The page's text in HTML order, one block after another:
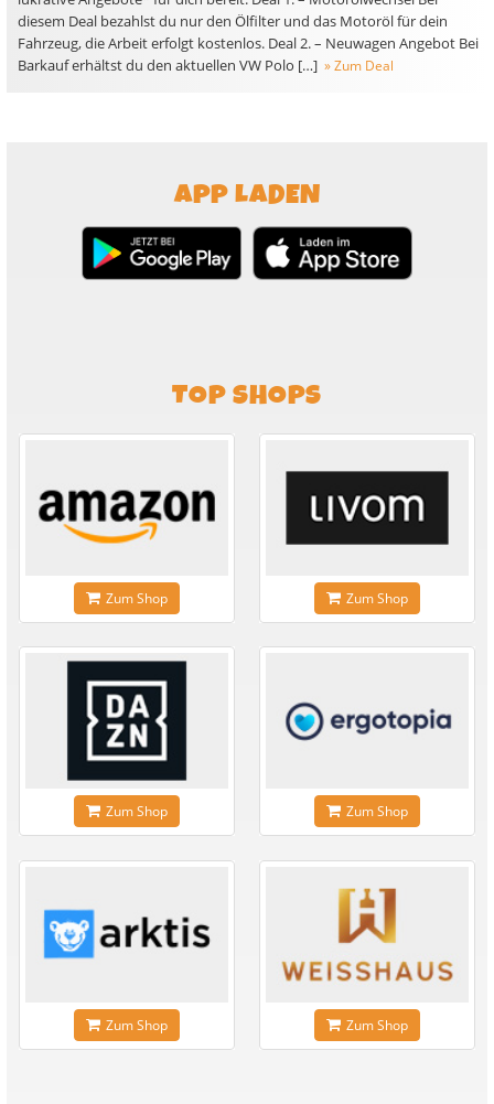
diesem Deal bezahlst du nur den Ölfilter und das Motoröl für dein
Fahrzeug, die Arbeit erfolgt kostenlos. Deal 2. – Neuwagen Angebot Bei
Barkauf erhältst du den aktuellen VW Polo […] » Zum Deal
APP LADEN
TOP SHOPS
Zum Shop Zum Shop
Zum Shop Zum Shop
Zum Shop Zum Shop